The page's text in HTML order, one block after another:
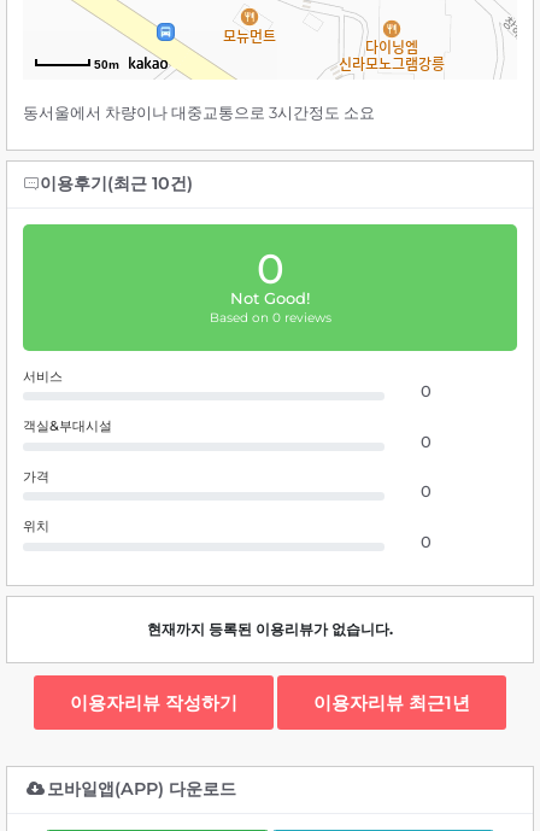
50m
동서울에서 차량이나 대중교통으로 3시간정도 소요
이용후기(최근 10건)
0
Not Good!
Based on 0 reviews
서비스
0
객실&부대시설
0
가격
0
위치
0
현재까지 등록된 이용리뷰가 없습니다.
이용자리뷰 작성하기 이용자리뷰 최근1년
모바일앱(APP) 다운로드